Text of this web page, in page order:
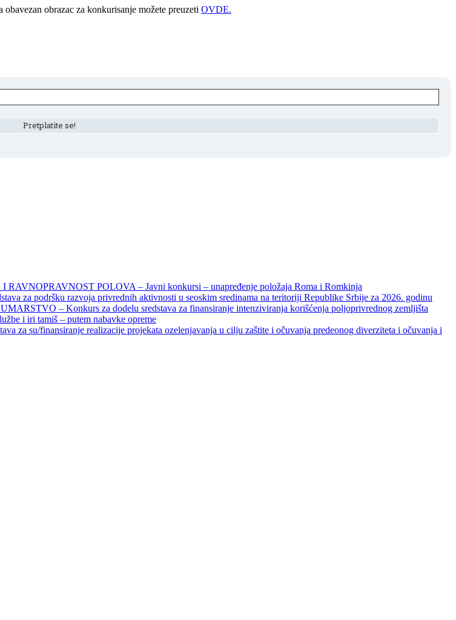
obavezan obrazac za konkurisanje možete preuzeti OVDE.
POLOVA – Javni konkursi – unapređenje položaja Roma i Romkinja
za podršku razvoja privrednih aktivnosti u seoskim sredinama na teritoriji Republike Srbije za 2026. godinu
– Konkurs za dodelu sredstava za finansiranje intenziviranja korišćenja poljoprivrednog zemljišta
i iri tamiš ‒ putem nabavke opreme
su/finansiranje realizacije projekata ozelenjavanja u cilju zaštite i očuvanja predeonog diverziteta i očuvanja i